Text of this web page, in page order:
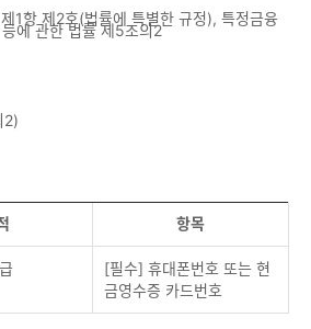
1항 제2호(법률에 특별한 규정), 특정금융
에 관한 법률 제5조의2
2)
항목
[필수] 휴대폰번호 또는 현
금영수증 카드번호